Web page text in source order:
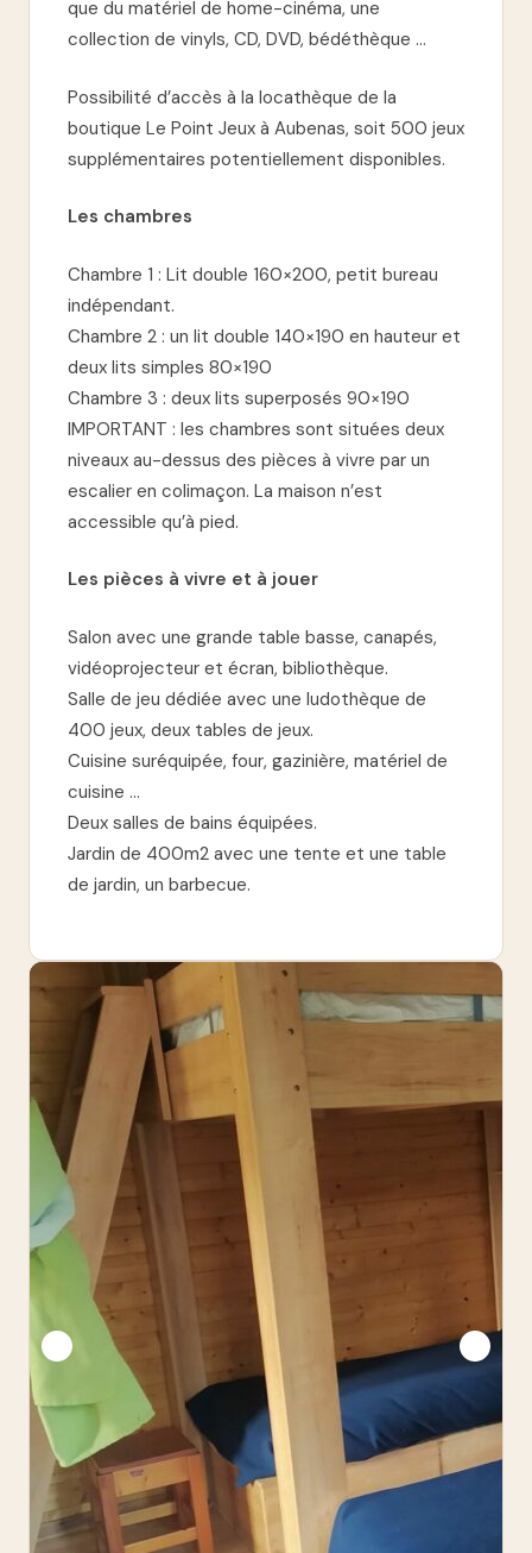
que du matériel de home-cinéma, une
collection de vinyls, CD, DVD, bédéthèque …
Possibilité d’accès à la locathèque de la
boutique Le Point Jeux à Aubenas, soit 500 jeux
supplémentaires potentiellement disponibles.
Les chambres
Chambre 1 : Lit double 160×200, petit bureau
indépendant.
Chambre 2 : un lit double 140×190 en hauteur et
deux lits simples 80×190
Chambre 3 : deux lits superposés 90×190
IMPORTANT : les chambres sont situées deux
niveaux au-dessus des pièces à vivre par un
escalier en colimaçon. La maison n’est
accessible qu’à pied.
Les pièces à vivre et à jouer
Salon avec une grande table basse, canapés,
vidéoprojecteur et écran, bibliothèque.
Salle de jeu dédiée avec une ludothèque de
400 jeux, deux tables de jeux.
Cuisine suréquipée, four, gazinière, matériel de
cuisine …
Deux salles de bains équipées.
Jardin de 400m2 avec une tente et une table
de jardin, un barbecue.